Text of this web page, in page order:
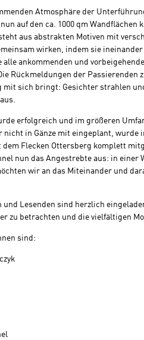
Atmosphäre der
auf den ca. 1000 qm
aus abstrakten Motiven mit
wirken, indem sie
alle ankommenden und
Rückmeldungen der Passierenden
mit sich bringt: Gesichter strahlen
erfolgreich und im größeren
nicht in Gänze mit eingeplant,
dem Flecken Ottersberg komplett
nun das Angestrebte aus: in
wir an das Miteinander und
und Lesenden sind herzlich
zu betrachten und die vielfältigen
sind: